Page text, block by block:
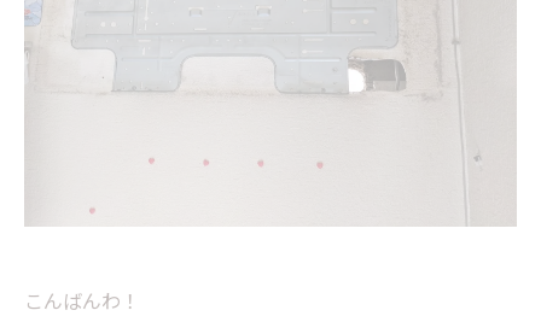
こんばんわ！